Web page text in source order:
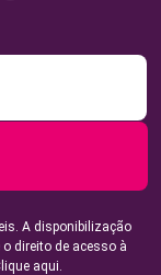
A disponibilização
direito de acesso à
aqui.